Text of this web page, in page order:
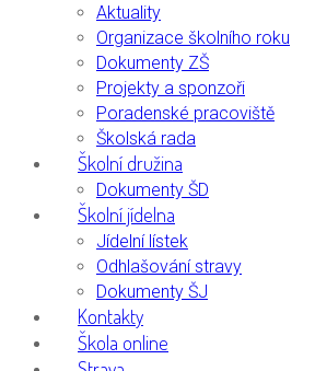
Aktuality
Organizace školního roku
Dokumenty ZŠ
Projekty a sponzoři
Poradenské pracoviště
Školská rada
Školní družina
Dokumenty ŠD
Školní jídelna
Jídelní lístek
Odhlašování stravy
Dokumenty ŠJ
Kontakty
Škola online